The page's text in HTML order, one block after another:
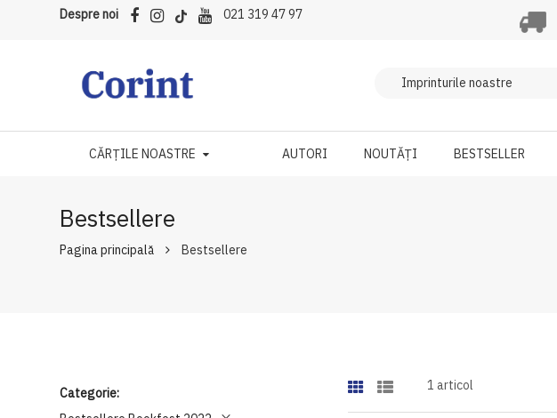
Despre noi 021 319 47 97
CĂRȚILE NOASTRE AUTORI NOUTĂȚI BESTSELLER
Bestsellere
Pagina principală Bestsellere
Categorie
1 articol